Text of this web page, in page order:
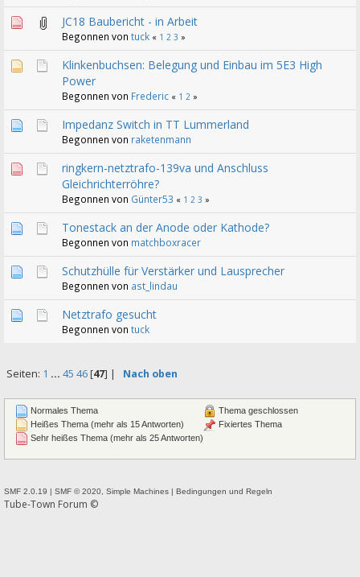
JC18 Baubericht - in Arbeit
Begonnen von tuck « 1 2 3 »
Klinkenbuchsen: Belegung und Einbau im 5E3 High
Power
Begonnen von Frederic « 1 2 »
Impedanz Switch in TT Lummerland
Begonnen von raketenmann
ringkern-netztrafo-139va und Anschluss
Gleichrichterröhre?
Begonnen von Günter53 « 1 2 3 »
Tonestack an der Anode oder Kathode?
Begonnen von matchboxracer
Schutzhülle für Verstärker und Lausprecher
Begonnen von ast_lindau
Netztrafo gesucht
Begonnen von tuck
Seiten: 1 ... 45 46[47] | Nach oben
Normales Thema
Heißes Thema (mehr als 15 Antworten)
Sehr heißes Thema (mehr als 25 Antworten)
Thema geschlossen
Fixiertes Thema
SMF 2.0.19 | SMF © 2020 Simple Machines | Bedingungen und Regeln
Tube-Town Forum ©